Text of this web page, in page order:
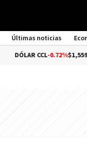
Últimas noticias
-0.72%$1,559.41